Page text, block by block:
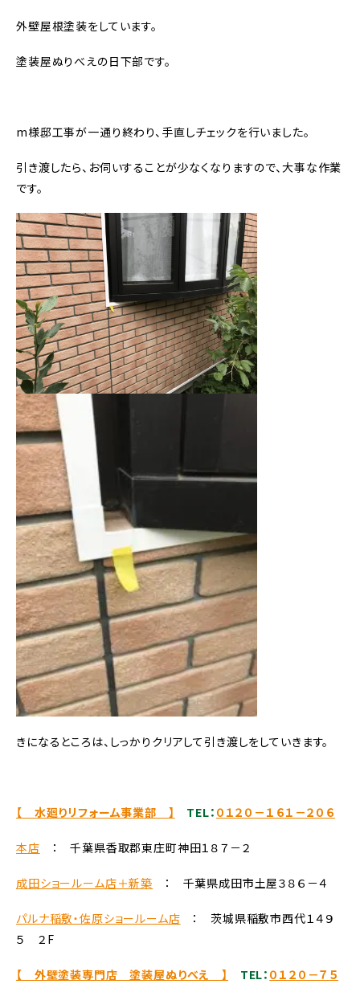
外壁屋根塗装をしています。
塗装屋ぬりべえの日下部です。
m様邸工事が一通り終わり、手直しチェックを行いました。
引き渡したら、お伺いすることが少なくなりますので、大事な作業
です。
きになるところは、しっかりクリアして引き渡しをしていきます。
【 水廻りリフォーム事業部 】 TEL： ０１２０－１６１－２０６
本店 ： 千葉県香取郡東庄町神田１８７－２
成田ショールーム店＋新築 ： 千葉県成田市土屋３８６－４
パルナ稲敷・佐原ショールーム店 ： 茨城県稲敷市西代１４９
５ ２F
【 外壁塗装専門店 塗装屋ぬりべえ 】 TEL： ０１２０－７５